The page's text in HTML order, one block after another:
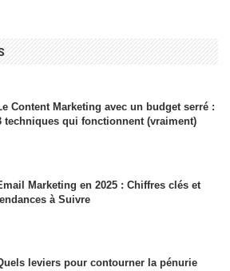
Content Marketing avec un budget serré :
techniques qui fonctionnent (vraiment)
Marketing en 2025 : Chiffres clés et
à Suivre
leviers pour contourner la pénurie